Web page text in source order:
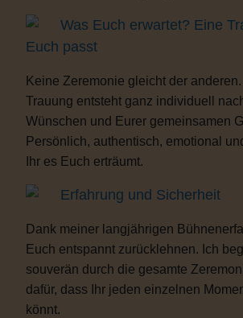
Was Euch erwartet? Eine
Euch passt
Keine Zeremonie gleicht der
Trauung entsteht ganz individuell
Wünschen und Eurer gemeinsamen
Persönlich, authentisch, emotional
Ihr es Euch erträumt.
Erfahrung und Sicherheit
Dank meiner langjährigen
Euch entspannt zurücklehnen. Ich
souverän durch die gesamte
dafür, dass Ihr jeden einzelnen
könnt.